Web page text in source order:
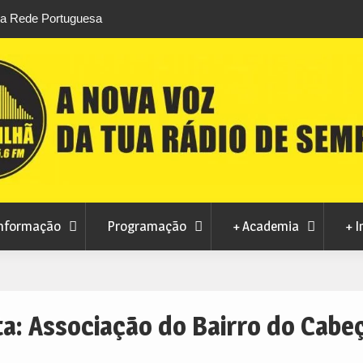
Continente” no
ultrapassada, mas autarquia apela ao
Programação + Academia +
Associação do Bairro do